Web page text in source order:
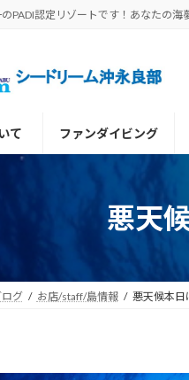
PADI認定リゾートです！あなたの海
て ファンダイビング
悪天
ログ お店/staff/島情報 悪天候本